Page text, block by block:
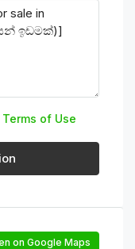
Terms of Use
on Google Maps